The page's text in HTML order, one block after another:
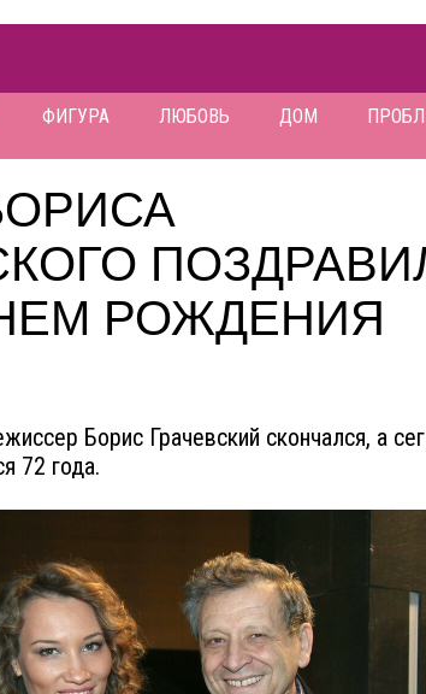
ФИГУРА ЛЮБОВЬ ДОМ
РОЖДЕНИЯ
Борис Грачевский скончался, а
72 года.